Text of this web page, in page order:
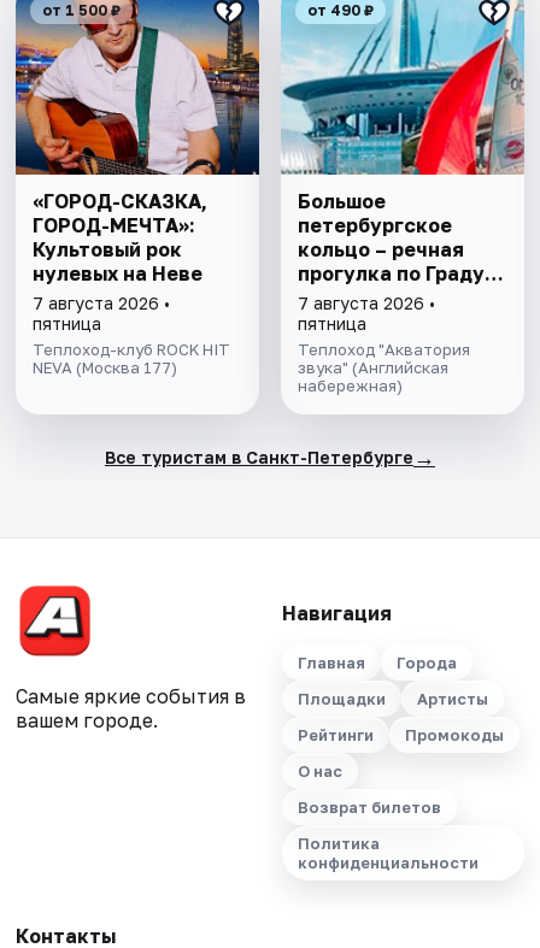
от 1 500 ₽
«ГОРОД-СКАЗКА,
ГОРОД-МЕЧТА»:
Культовый рок
нулевых на Неве
7 августа 2026 •
пятница
Теплоход-клуб ROCK HIT
NEVA (Москва 177)
от 490 ₽
Большое
петербургское
кольцо – речная
прогулка пo Граду
на Неве с
авторской
экскурсией и живой
музыкой в тёплом
салоне теплохода
7 августа 2026 •
пятница
Теплоход "Акватория
звука" (Английская
набережная)
Все туристам в Санкт-Петербурге →
Самые яркие события в
вашем городе.
Навигация
Главная
Города
Площадки
Артисты
Рейтинги
Промокоды
О нас
Возврат билетов
Политика
конфиденциальности
Контакты